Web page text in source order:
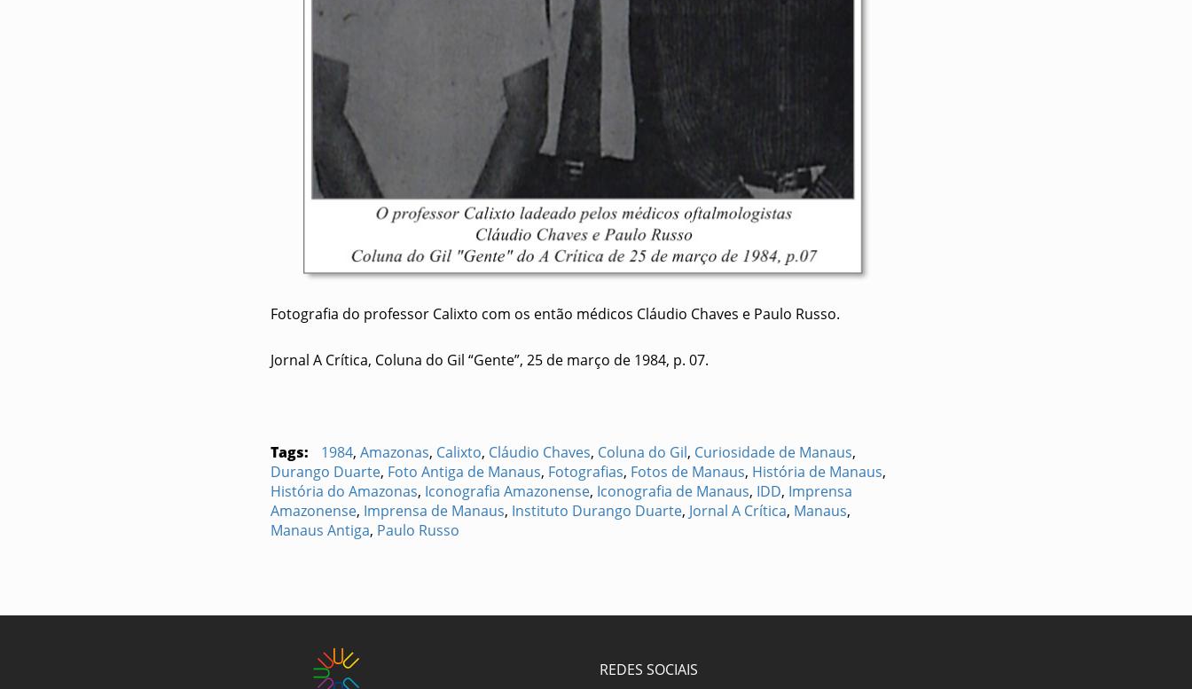
Fotografia do professor Calixto com os então médicos Cláudio Chaves e Paulo Russo.
Jornal A Crítica, Coluna do Gil “Gente”, 25 de março de 1984, p. 07.
Tags: 1984, Amazonas, Calixto, Cláudio Chaves, Coluna do Gil, Curiosidade de Manaus,
Durango Duarte, Foto Antiga de Manaus, Fotografias, Fotos de Manaus, História de Manaus,
História do Amazonas, Iconografia Amazonense, Iconografia de Manaus, IDD, Imprensa
Amazonense, Imprensa de Manaus, Instituto Durango Duarte, Jornal A Crítica, Manaus,
Manaus Antiga, Paulo Russo
REDES SOCIAIS